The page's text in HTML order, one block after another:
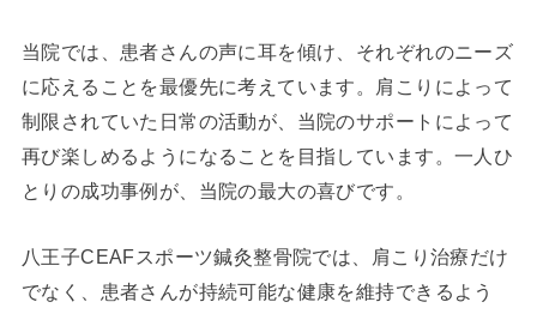
当院では、患者さんの声に耳を傾け、それぞれのニーズ
に応えることを最優先に考えています。肩こりによって
制限されていた日常の活動が、当院のサポートによって
再び楽しめるようになることを目指しています。一人ひ
とりの成功事例が、当院の最大の喜びです。
八王子CEAFスポーツ鍼灸整骨院では、肩こり治療だけ
でなく、患者さんが持続可能な健康を維持できるよう